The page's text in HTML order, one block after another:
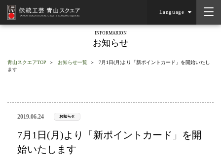
Language
INFORMARION
お知らせ
青山スクエアTOP お知らせ一覧
7月1日(月)より「新ポイントカード」を開始いたし
ます
2019.06.24 お知らせ
7月1日(月)より「新ポイントカード」を開
始いたします